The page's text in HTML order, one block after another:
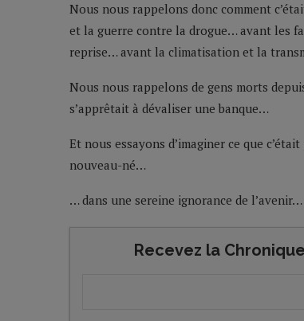
Nous nous rappelons donc comment
et la guerre contre la drogue… avant les
reprise… avant la climatisation et la
Nous nous rappelons de gens morts
s’apprêtait à dévaliser une banque…
Et nous essayons d’imaginer ce que
nouveau-né…
… dans une sereine ignorance de
Recevez la